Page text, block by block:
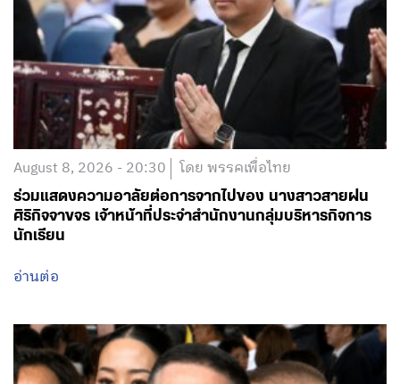
August 8, 2026 - 20:30 โดย พรรคเพื่อไทย
ร่วมแสดงความอาลัยต่อการจากไปของ นางสาวสายฝน
ศิริกิจจาขจร เจ้าหน้าที่ประจำสำนักงานกลุ่มบริหารกิจการ
นักเรียน
อ่านต่อ